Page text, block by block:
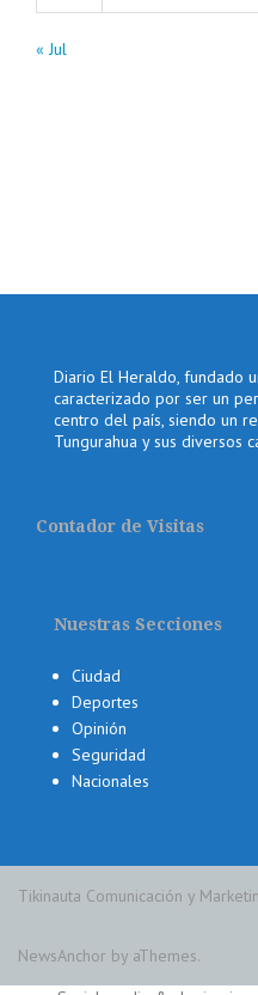
« Jul
Diario El Heraldo, fundado
caracterizado por ser un
centro del país, siendo un
Tungurahua y sus diversos
Contador de Visitas
Nuestras Secciones
Ciudad
Deportes
Opinión
Seguridad
Nacionales
Tikinauta Comunicación y
NewsAnchor by aThemes.